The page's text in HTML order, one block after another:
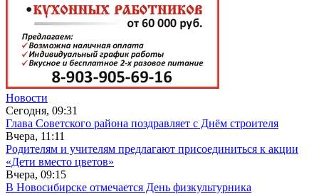
Новости
Сегодня, 09:31
Глава Советского района поздравляет с Днём строителя
Вчера, 11:11
Родителям и учителям предлагают присоединиться к акции
«Дети вместо цветов»
Вчера, 09:15
В Новосибирске отмечается День физкультурника